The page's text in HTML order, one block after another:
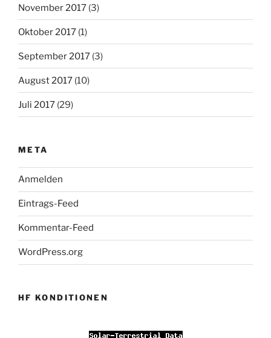
November 2017 (3)
Oktober 2017 (1)
September 2017 (3)
August 2017 (10)
Juli 2017 (29)
META
Anmelden
Eintrags-Feed
Kommentar-Feed
WordPress.org
HF KONDITIONEN